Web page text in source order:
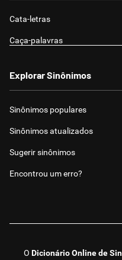
Cata-letras
Caça-palavras
O Dicionário Online de
Explorar Sinônimos
Sinônimos populares
Sinônimos atualizados
Sugerir sinônimos
Encontrou um erro?